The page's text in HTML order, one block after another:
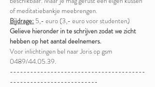
of meditatiebankje meebrengen.
Bijdrage: 5,- euro (3,- euro voor studenten)
Gelieve hieronder in te schrijven zodat we zicht
hebben op het aantal deelnemers.
Voor inlichtingen bel naar Joris op gsm
0489/44.05.39.
----------------------------------------
--------------------------